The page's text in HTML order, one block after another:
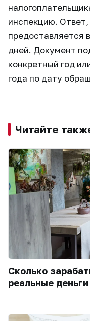
инспекцию. Ответ,
предоставляется
дней. Документ
конкретный год
года по дату
Читайте
Сколько
реальные